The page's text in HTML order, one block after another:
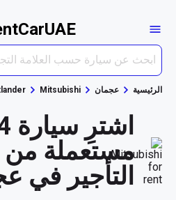
الرئيسية عجمان Mitsubishi
مستعملة
التأجير في